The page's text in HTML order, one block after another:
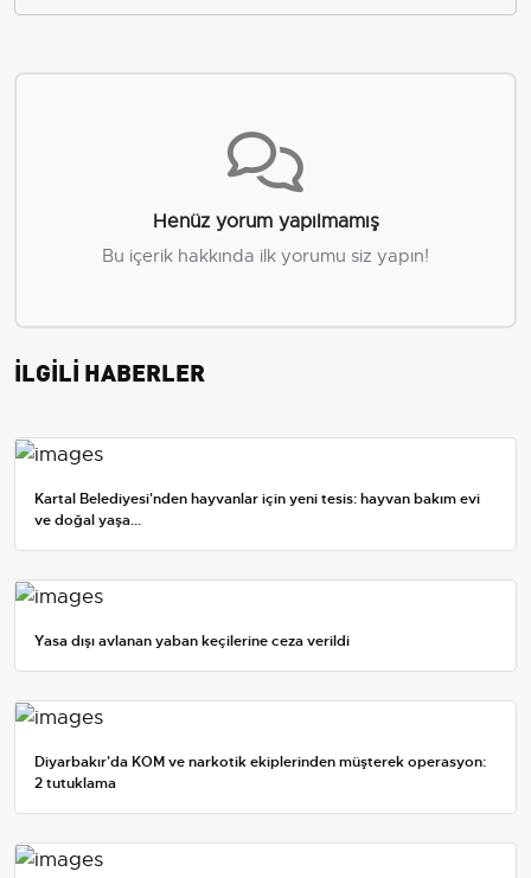
Henüz yorum yapılmamış
Bu içerik hakkında ilk yorumu siz yapın!
İLGİLİ HABERLER
Kartal Belediyesi'nden hayvanlar için yeni tesis: hayvan bakım evi
ve doğal yaşa...
Yasa dışı avlanan yaban keçilerine ceza verildi
Diyarbakır'da KOM ve narkotik ekiplerinden müşterek operasyon:
2 tutuklama